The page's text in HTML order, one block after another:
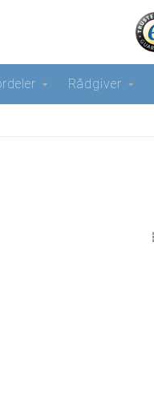
Rådgiver